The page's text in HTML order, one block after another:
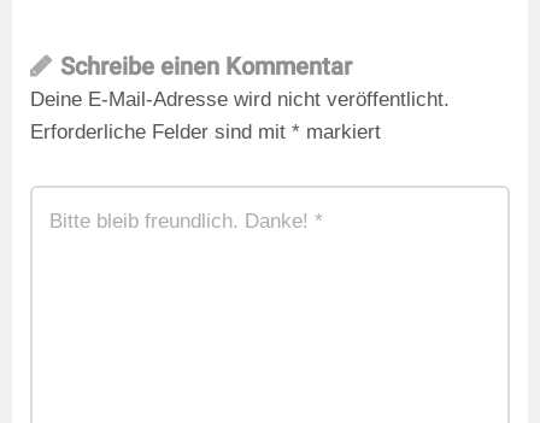
Schreibe einen Kommentar
Deine E-Mail-Adresse wird nicht veröffentlicht.
Erforderliche Felder sind mit * markiert